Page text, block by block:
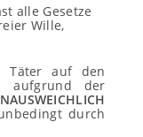
alle Gesetze
Wille,
Täter auf den
aufgrund der
AUSWEICHLICH
durch